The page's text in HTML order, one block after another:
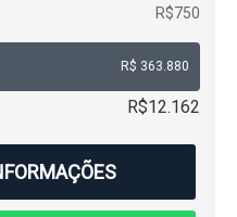
R$750
R$ 363.880
R$12.162